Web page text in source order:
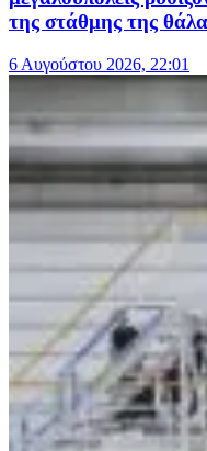
της στάθμης της
6 Αυγούστου 2026, 22:01